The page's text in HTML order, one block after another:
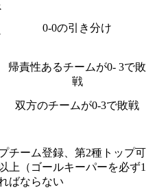
0-0の引き分け
帰責性あるチームが0- 3で敗
戦
双方のチームが0-3で敗戦
チーム登録、第2種トップ可
上（ゴールキーパーを必ず1
ばならない